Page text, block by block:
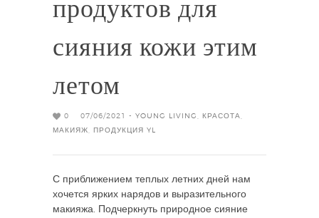
продуктов для
сияния кожи этим
летом
0 07/06/2021 - YOUNG LIVING КРАСОТА
МАКИЯЖ
ПРОДУКЦИЯ YL
С приближением теплых летних дней нам
хочется ярких нарядов и выразительного
макияжа. Подчеркнуть природное сияние